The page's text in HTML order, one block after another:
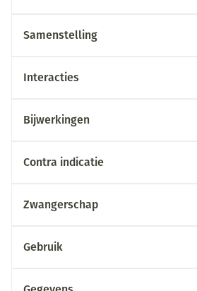
Samenstelling
Interacties
Bijwerkingen
Contra indicatie
Zwangerschap
Gebruik